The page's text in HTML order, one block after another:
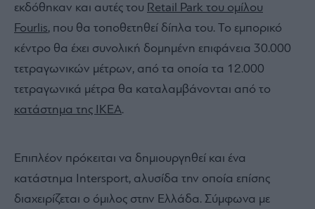
εκδόθηκαν και αυτές του Retail Park του ομίλου
Fourlis, που θα τοποθετηθεί δίπλα του. Το εμπορικό
κέντρο θα έχει συνολική δομημένη επιφάνεια 30.000
τετραγωνικών μέτρων, από τα οποία τα 12.000
τετραγωνικά μέτρα θα καταλαμβάνονται από το
κατάστημα της IKEA.
Επιπλέον πρόκειται να δημιουργηθεί και ένα
κατάστημα Intersport, αλυσίδα την οποία επίσης
διαχειρίζεται ο όμιλος στην Ελλάδα. Σύμφωνα με